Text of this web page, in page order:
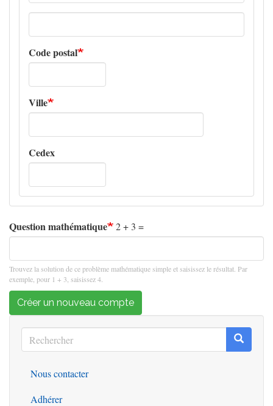
Adresse
Code postal
Ville
Cedex
Question mathématique 2 + 3 =
Trouvez la solution de ce problème mathématique simple et saisissez le résultat. Par
exemple, pour 1 + 3, saisissez 4.
Créer un nouveau compte
Rechercher
Rechercher
Outils
Nous contacter
Adhérer